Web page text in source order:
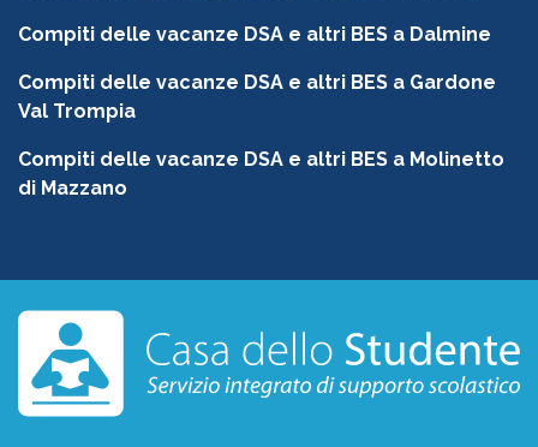
Compiti delle vacanze DSA e altri BES a Dalmine
Compiti delle vacanze DSA e altri BES a Gardone
Val Trompia
Compiti delle vacanze DSA e altri BES a Molinetto
di Mazzano